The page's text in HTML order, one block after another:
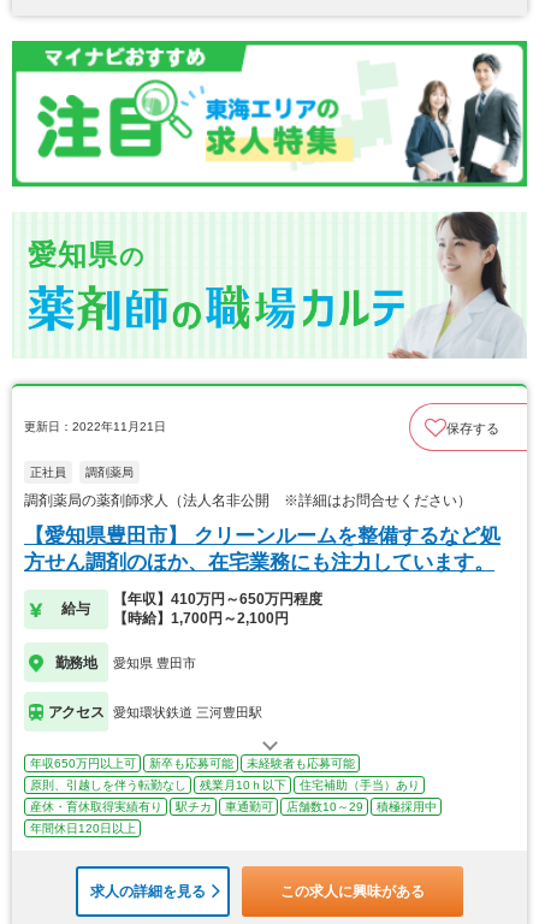
愛知県の
更新日：2022年11月21日 保存する
正社員 調剤薬局
調剤薬局の薬剤師求人（法人名非公開 ※詳細はお問合せください）
【愛知県豊田市】 クリーンルームを整備するなど処
方せん調剤のほか、在宅業務にも注力しています。
給与
【年収】410万円～650万円程度
【時給】1,700円～2,100円
勤務地 愛知県 豊田市
アクセス 愛知環状鉄道 三河豊田駅
年収650万円以上可 新卒も応募可能
未経験者も応募可能
原則、引越しを伴う転勤なし
残業月10ｈ以下
住宅補助（手当）あり
産休・育休取得実績有り
駅チカ 車通勤可 店舗数10～29
積極採用中
年間休日120日以上
求人の詳細を見る この求人に興味がある